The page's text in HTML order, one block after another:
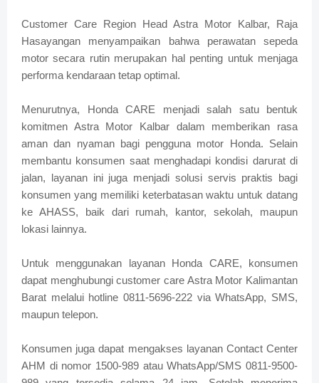
Customer Care Region Head Astra Motor Kalbar, Raja
Hasayangan menyampaikan bahwa perawatan sepeda
motor secara rutin merupakan hal penting untuk menjaga
performa kendaraan tetap optimal.
Menurutnya, Honda CARE menjadi salah satu bentuk
komitmen Astra Motor Kalbar dalam memberikan rasa
aman dan nyaman bagi pengguna motor Honda. Selain
membantu konsumen saat menghadapi kondisi darurat di
jalan, layanan ini juga menjadi solusi servis praktis bagi
konsumen yang memiliki keterbatasan waktu untuk datang
ke AHASS, baik dari rumah, kantor, sekolah, maupun
lokasi lainnya.
Untuk menggunakan layanan Honda CARE, konsumen
dapat menghubungi customer care Astra Motor Kalimantan
Barat melalui hotline 0811-5696-222 via WhatsApp, SMS,
maupun telepon.
Konsumen juga dapat mengakses layanan Contact Center
AHM di nomor 1500-989 atau WhatsApp/SMS 0811-9500-